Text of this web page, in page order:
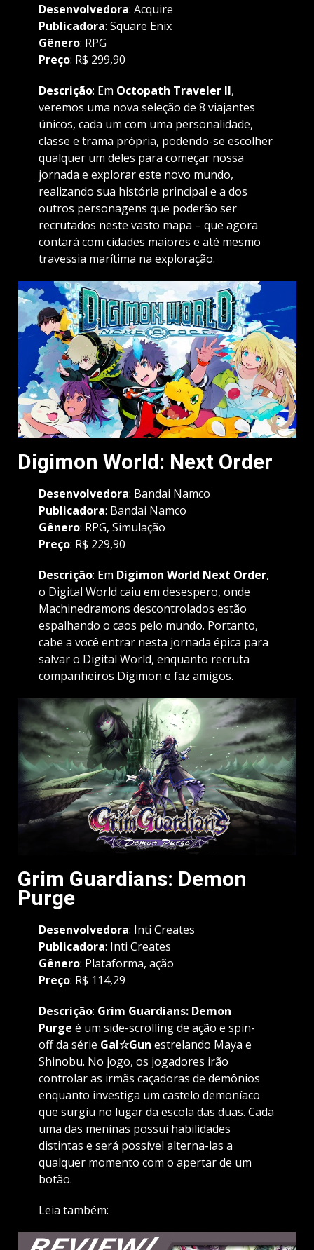
Desenvolvedora: Acquire
Publicadora: Square Enix
Gênero: RPG
Preço: R$ 299,90
Descrição: Em Octopath Traveler II,
veremos uma nova seleção de 8 viajantes
únicos, cada um com uma personalidade,
classe e trama própria, podendo-se escolher
qualquer um deles para começar nossa
jornada e explorar este novo mundo,
realizando sua história principal e a dos
outros personagens que poderão ser
recrutados neste vasto mapa – que agora
contará com cidades maiores e até mesmo
travessia marítima na exploração.
Digimon World: Next Order
Desenvolvedora: Bandai Namco
Publicadora: Bandai Namco
Gênero: RPG, Simulação
Preço: R$ 229,90
Descrição: Em Digimon World Next Order,
o Digital World caiu em desespero, onde
Machinedramons descontrolados estão
espalhando o caos pelo mundo. Portanto,
cabe a você entrar nesta jornada épica para
salvar o Digital World, enquanto recruta
companheiros Digimon e faz amigos.
Grim Guardians: Demon
Purge
Desenvolvedora: Inti Creates
Publicadora: Inti Creates
Gênero: Plataforma, ação
Preço: R$ 114,29
Descrição: Grim Guardians: Demon
Purge é um side-scrolling de ação e spin-
offda série Gal☆Gun estrelando Maya e
Shinobu. No jogo, os jogadores irão
controlar as irmãs caçadoras de demônios
enquanto investiga um castelo demoníaco
que surgiu no lugar da escola das duas. Cada
uma das meninas possui habilidades
distintas e será possível alterna-las a
qualquer momento com o apertar de um
botão.
Leia também: